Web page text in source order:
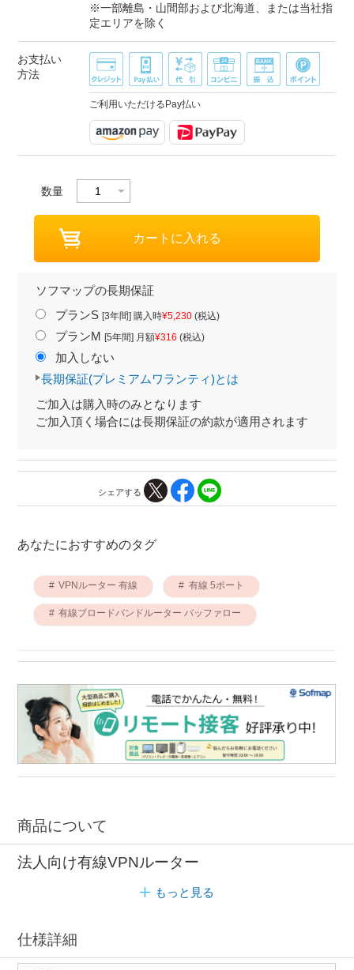
※一部離島・山間部および北海道、または当社指
定エリアを除く
お支払い
方法
ご利用いただけるPay払い
数量
ソフマップの長期保証
プランS [3年間] 購入時¥5,230(税込)
プランM [5年間] 月額¥316 (税込)
加入しない
長期保証(プレミアムワランティ)とは
ご加入は購入時のみとなります
ご加入頂く場合には長期保証の約款が適用されます
シェアする
あなたにおすすめのタグ
VPNルーター 有線 有線 5ポート
有線ブロードバンドルーター バッファロー
商品について
法人向け有線VPNルーター
もっと見る
仕様詳細